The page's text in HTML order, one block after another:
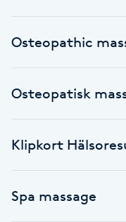
Fotsvamp
Fransar
Fransfärgning
Osteopathic
Osteopatisk
Klipkort
Spa massage